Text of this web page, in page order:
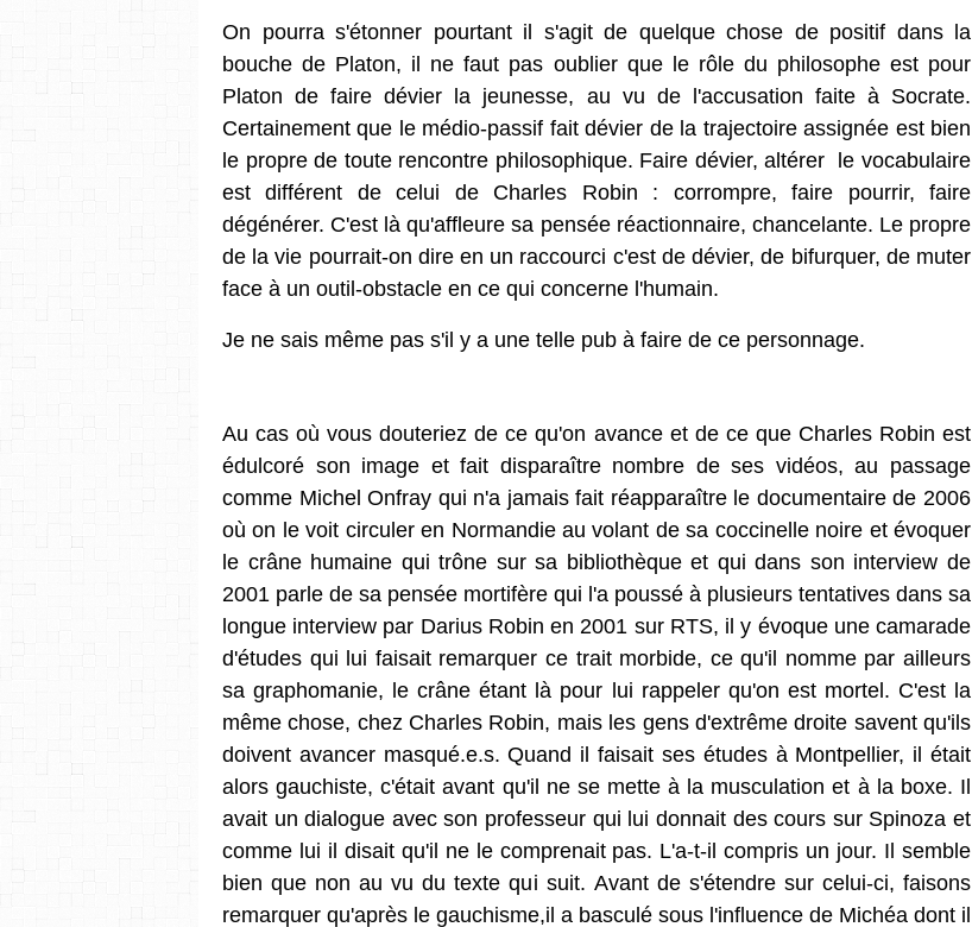
On pourra s'étonner pourtant il s'agit de quelque chose de positif dans la
bouche de Platon, il ne faut pas oublier que le rôle du philosophe est pour
Platon de faire dévier la jeunesse, au vu de l'accusation faite à Socrate.
Certainement que le médio-passif fait dévier de la trajectoire assignée est bien
le propre de toute rencontre philosophique. Faire dévier, altérer le vocabulaire
est différent de celui de Charles Robin : corrompre, faire pourrir, faire
dégénérer. C'est là qu'affleure sa pensée réactionnaire, chancelante. Le propre
de la vie pourrait-on dire en un raccourci c'est de dévier, de bifurquer, de muter
face à un outil-obstacle en ce qui concerne l'humain.
Je ne sais même pas s'il y a une telle pub à faire de ce personnage.
Au cas où vous douteriez de ce qu'on avance et de ce que Charles Robin est
édulcoré son image et fait disparaître nombre de ses vidéos, au passage
comme Michel Onfray qui n'a jamais fait réapparaître le documentaire de 2006
où on le voit circuler en Normandie au volant de sa coccinelle noire et évoquer
le crâne humaine qui trône sur sa bibliothèque et qui dans son interview de
2001 parle de sa pensée mortifère qui l'a poussé à plusieurs tentatives dans sa
longue interview par Darius Robin en 2001 sur RTS, il y évoque une camarade
d'études qui lui faisait remarquer ce trait morbide, ce qu'il nomme par ailleurs
sa graphomanie, le crâne étant là pour lui rappeler qu'on est mortel. C'est la
même chose, chez Charles Robin, mais les gens d'extrême droite savent qu'ils
doivent avancer masqué.e.s. Quand il faisait ses études à Montpellier, il était
alors gauchiste, c'était avant qu'il ne se mette à la musculation et à la boxe. Il
avait un dialogue avec son professeur qui lui donnait des cours sur Spinoza et
comme lui il disait qu'il ne le comprenait pas. L'a-t-il compris un jour. Il semble
bien que non au vu du texte qui suit. Avant de s'étendre sur celui-ci, faisons
remarquer qu'après le gauchisme,il a basculé sous l'influence de Michéa dont il